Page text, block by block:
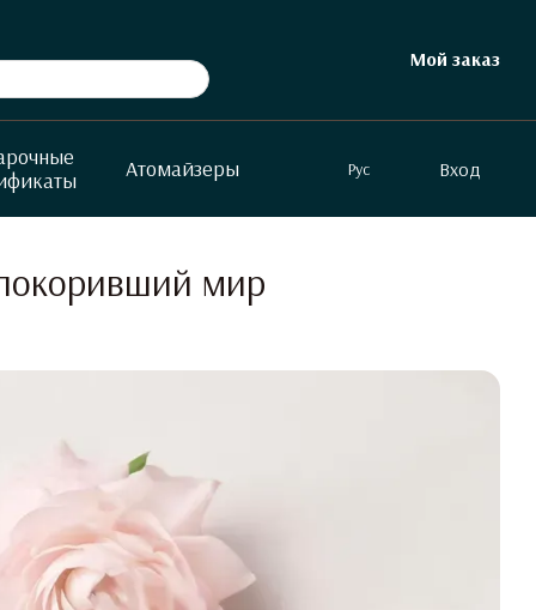
Мой заказ
Атомайзеры Рус Вход
мир